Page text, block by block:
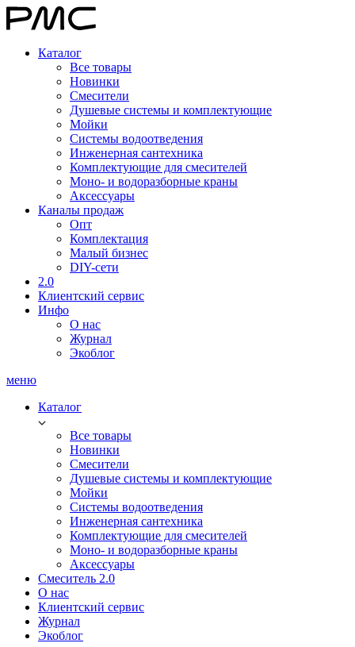
Каталог
Все товары
Новинки
Смесители
Душевые системы и комплектующие
Мойки
Системы водоотведения
Инженерная сантехника
Комплектующие для смесителей
Моно- и водоразборные краны
Аксессуары
Каналы продаж
Опт
Комплектация
Малый бизнес
DIY-сети
2.0
Клиентский сервис
Инфо
О нас
Журнал
Экоблог
меню
Каталог
Все товары
Новинки
Смесители
Душевые системы и комплектующие
Мойки
Системы водоотведения
Инженерная сантехника
Комплектующие для смесителей
Моно- и водоразборные краны
Аксессуары
Смеситель 2.0
О нас
Клиентский сервис
Журнал
Экоблог